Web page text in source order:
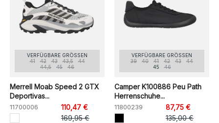
VERFÜGBARE GRÖSSEN
41
42 43 43,5
44
44,5
45 46
Merrell Moab Speed 2 GTX
Deportivas...
11700006
110,47 €
169,95 €
VERFÜGBARE GRÖSSEN
39
40 41 42 43
44
45
46
Camper K100886 Peu Path
Herrenschuhe...
11800239
87,75 €
135,00 €